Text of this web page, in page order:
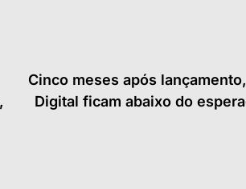
Cinco meses após
Digital ficam abaixo do